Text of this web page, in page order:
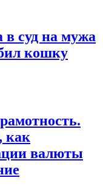
суд на мужа
кошку
как
валюты